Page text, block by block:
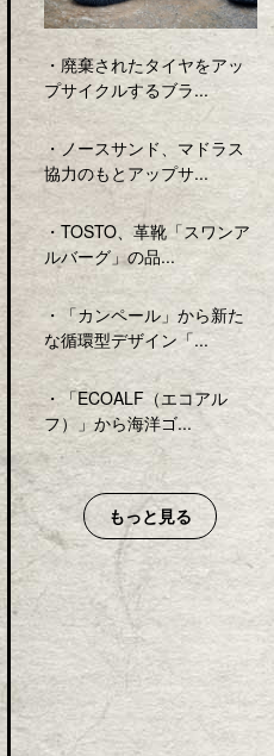
・ 廃棄されたタイヤをアッ
プサイクルするブラ...
・ ノースサンド、マドラス
協力のもとアップサ...
・ TOSTO、革靴「スワンア
ルバーグ」の品...
・ 「カンペール」から新た
な循環型デザイン「...
・「ECOALF（エコアル
フ）」から海洋ゴ...
もっと見る